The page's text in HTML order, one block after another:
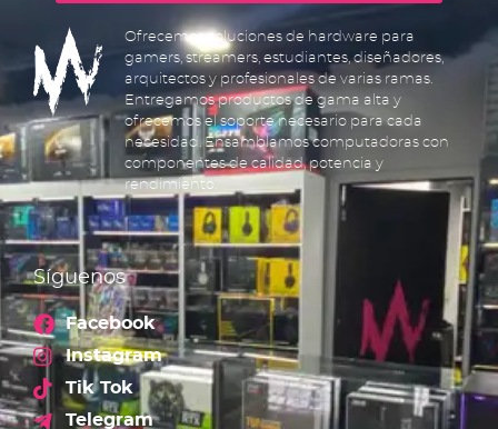
Ofrecemos soluciones de hardware para
gamers, streamers, estudiantes, diseñadores,
arquitectos y profesionales de varias ramas.
Entregamos productos de gama alta y
ofrecemos el soporte necesario para cada
necesidad. Ensamblamos computadoras con
componentes de calidad, potencia y
rendimiento.
Síguenos
Facebook
Instagram
Tik Tok
Telegram